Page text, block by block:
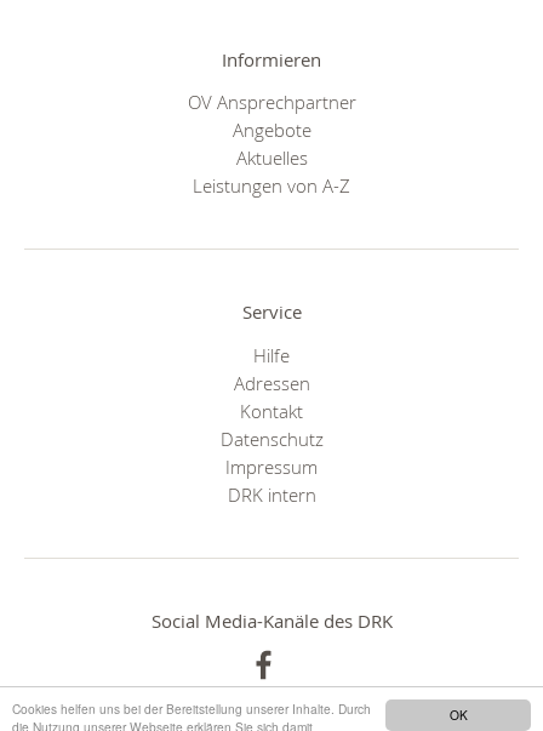
OK
Cookies helfen uns bei der Bereitstellung unserer Inhalte. Durch
die Nutzung unserer Webseite erklären Sie sich damit
Informieren
OV Ansprechpartner
Angebote
Aktuelles
Leistungen von A-Z
Service
Hilfe
Adressen
Kontakt
Datenschutz
Impressum
DRK intern
Social Media-Kanäle des DRK